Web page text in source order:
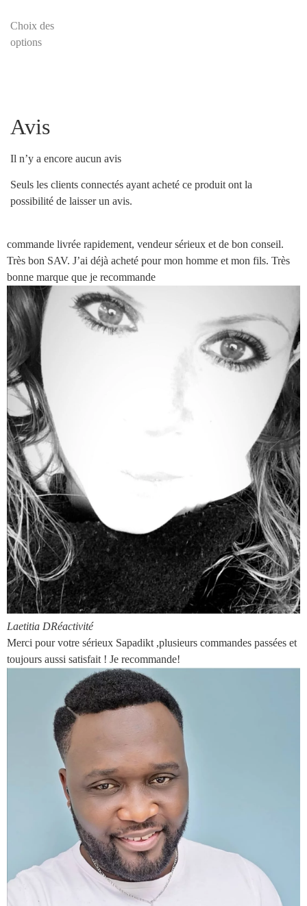
Choix des
options
Avis
Il n’y a encore aucun avis
Seuls les clients connectés ayant acheté ce produit ont la
possibilité de laisser un avis.
commande livrée rapidement, vendeur sérieux et de bon conseil.
Très bon SAV. J’ai déjà acheté pour mon homme et mon fils. Très
bonne marque que je recommande
Laetitia DRéactivité
Merci pour votre sérieux Sapadikt ,plusieurs commandes passées et
toujours aussi satisfait ! Je recommande!